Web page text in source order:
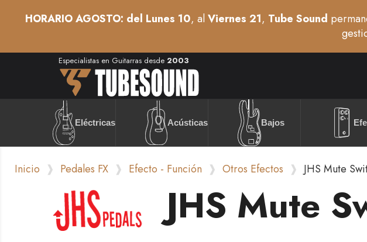
HORARIO AGOSTO: del Lunes 10, alViernes 21, Tube Sound
Especialistas en Guitarras desde 2003
Eléctricas Acústicas Bajos
Inicio Pedales FX Efecto - Función Otros Efectos JHS Mute
JHS Mute